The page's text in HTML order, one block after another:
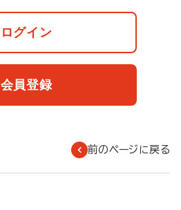
ログイン
会員登録
前のページに戻る